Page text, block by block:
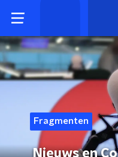
Fragmenten
Nieuws en Co